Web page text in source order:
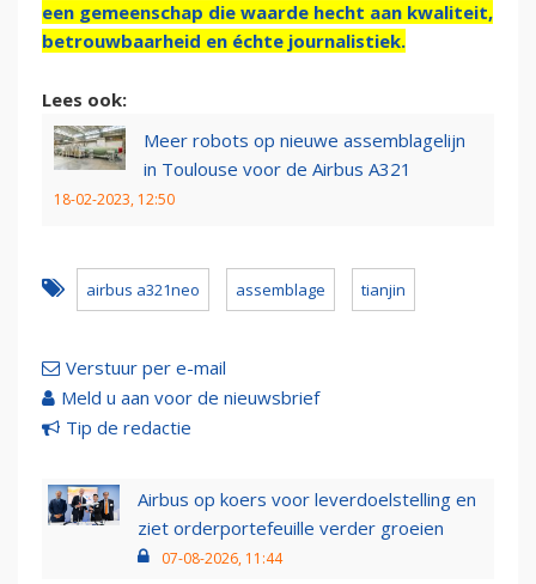
een gemeenschap die waarde hecht aan kwaliteit,
betrouwbaarheid en échte journalistiek.
Lees ook:
Meer robots op nieuwe assemblagelijn
in Toulouse voor de Airbus A321
18-02-2023, 12:50
airbus a321neo assemblage tianjin
Verstuur per e-mail
Meld u aan voor de nieuwsbrief
Tip de redactie
Airbus op koers voor leverdoelstelling en
ziet orderportefeuille verder groeien
07-08-2026, 11:44